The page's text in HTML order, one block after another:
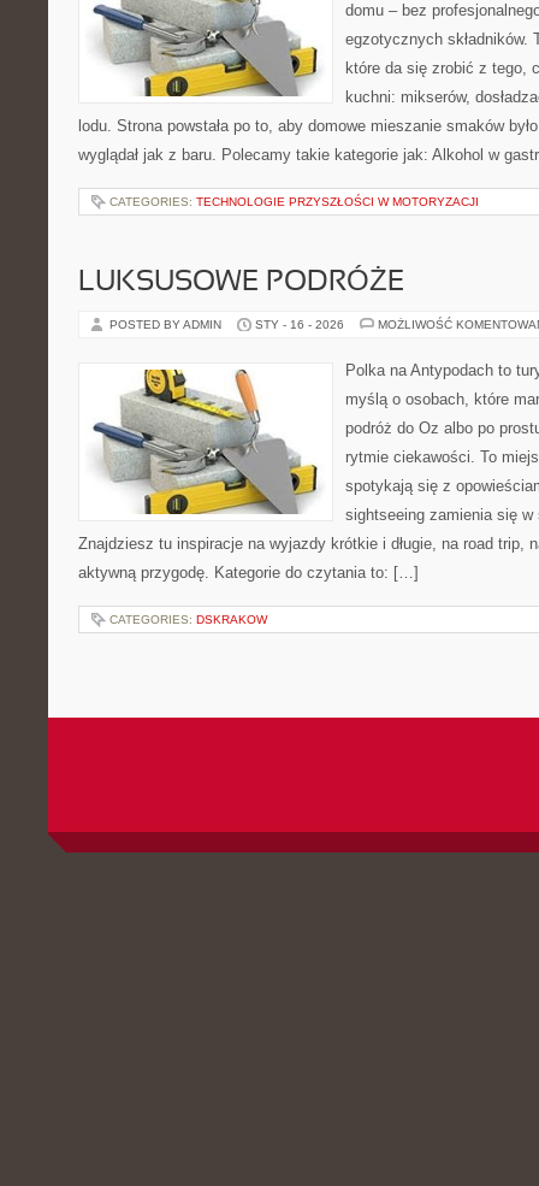
domu – bez
egzotycznych składników.
które da się zrobić z tego,
kuchni: mikserów,
lodu. Strona powstała po to, aby domowe mieszanie smaków
wyglądał jak z baru. Polecamy takie kategorie jak: Alkohol w
CATEGORIES: TECHNOLOGIE PRZYSZŁOŚCI W MOTORYZACJI
LUKSUSOWE PODRÓŻE
POSTED BY ADMIN STY - 16 - 2026 MOŻLIWOŚĆ
Polka na Antypodach to
myślą o osobach, które
podróż do Oz albo po
rytmie ciekawości. To
spotykają się z
sightseeing zamienia się w
Znajdziesz tu inspiracje na wyjazdy krótkie i długie, na road trip,
aktywną przygodę. Kategorie do czytania to: […]
CATEGORIES: DSKRAKOW